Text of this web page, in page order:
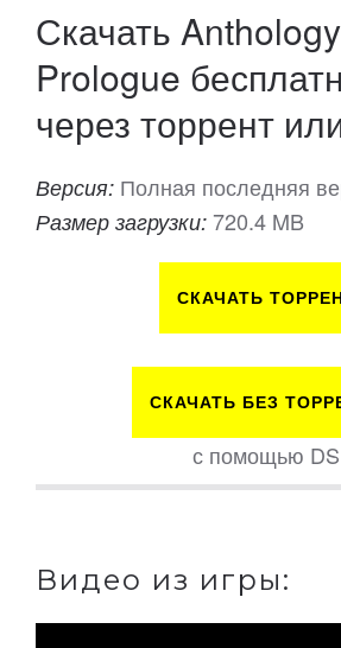
Скачать
Prologue
через торрент
Версия: Полная последняя
Размер загрузки: 720.4 MB
СКАЧАТЬ
СКАЧАТЬ БЕЗ
с помощью DS
Видео из игры: